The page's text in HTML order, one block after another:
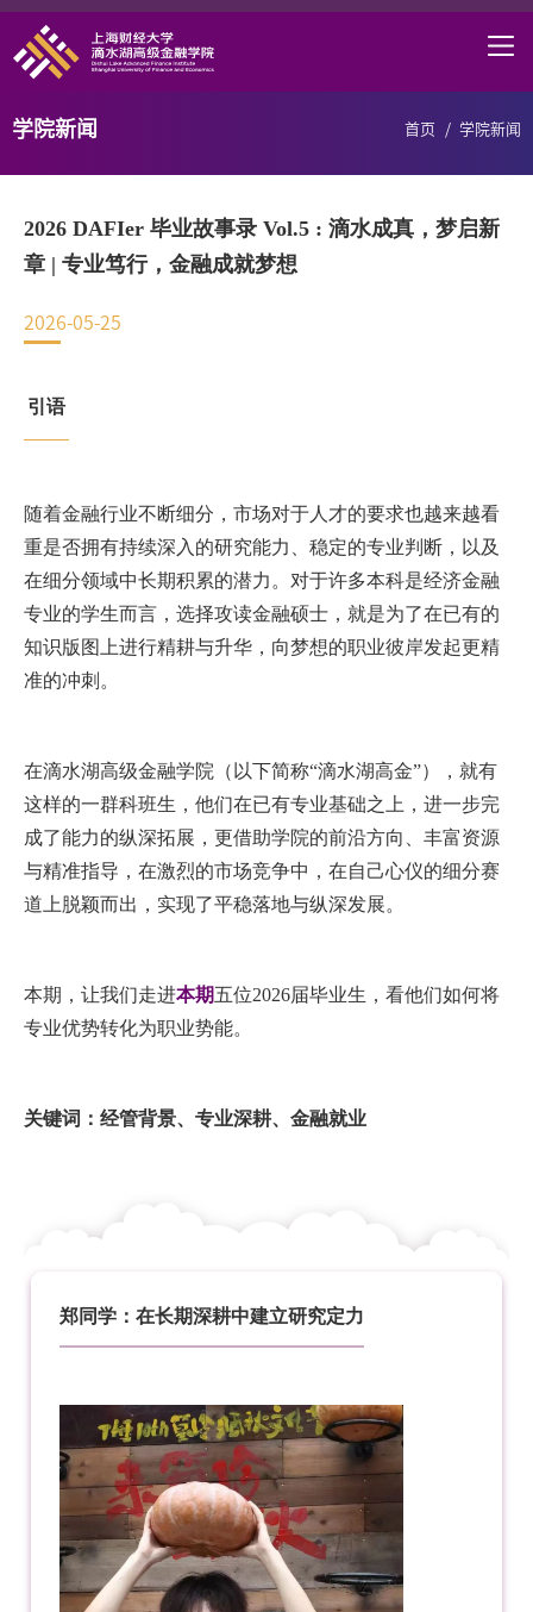
首页
学术研究
DAFI招聘
院长邮箱
地址：上海市浦东新区海基六路99号创新魔坊三期2号楼
邮编：201306
总机：021-38221153
首页 / 学院新闻
学院新闻
2026 DAFIer 毕业故事录 Vol.5 : 滴水成真，梦启新
章 | 专业笃行，金融成就梦想
2026-05-25
引语
随着金融行业不断细分，市场对于人才的要求也越来越看
重是否拥有持续深入的研究能力、稳定的专业判断，以及
在细分领域中长期积累的潜力。对于许多本科是经济金融
专业的学生而言，选择攻读金融硕士，就是为了在已有的
知识版图上进行精耕与升华，向梦想的职业彼岸发起更精
准的冲刺。
在滴水湖高级金融学院（以下简称“滴水湖高金”），就有
这样的一群科班生，他们在已有专业基础之上，进一步完
成了能力的纵深拓展，更借助学院的前沿方向、丰富资源
与精准指导，在激烈的市场竞争中，在自己心仪的细分赛
道上脱颖而出，实现了平稳落地与纵深发展。
本期，让我们走进本期五位2026届毕业生，看他们如何将
专业优势转化为职业势能。
关键词： 经管背景、专业深耕、金融就业
郑同学：在长期深耕中建立研究定力